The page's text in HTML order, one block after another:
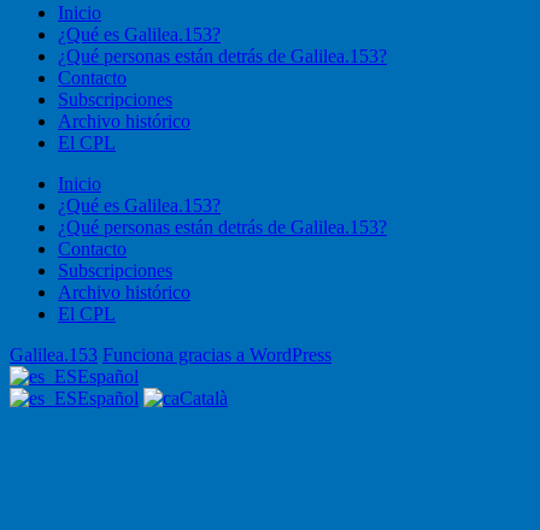
Inicio
¿Qué es Galilea.153?
¿Qué personas están detrás de Galilea.153?
Contacto
Subscripciones
Archivo histórico
El CPL
Inicio
¿Qué es Galilea.153?
¿Qué personas están detrás de Galilea.153?
Contacto
Subscripciones
Archivo histórico
El CPL
Galilea.153 Funciona gracias a WordPress
Español
Español
Català